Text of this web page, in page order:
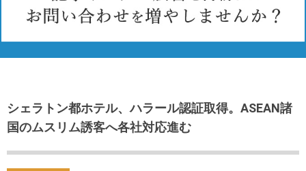
シェラトン都ホテル、ハラール認証取得。ASEAN諸
国のムスリム誘客へ各社対応進む